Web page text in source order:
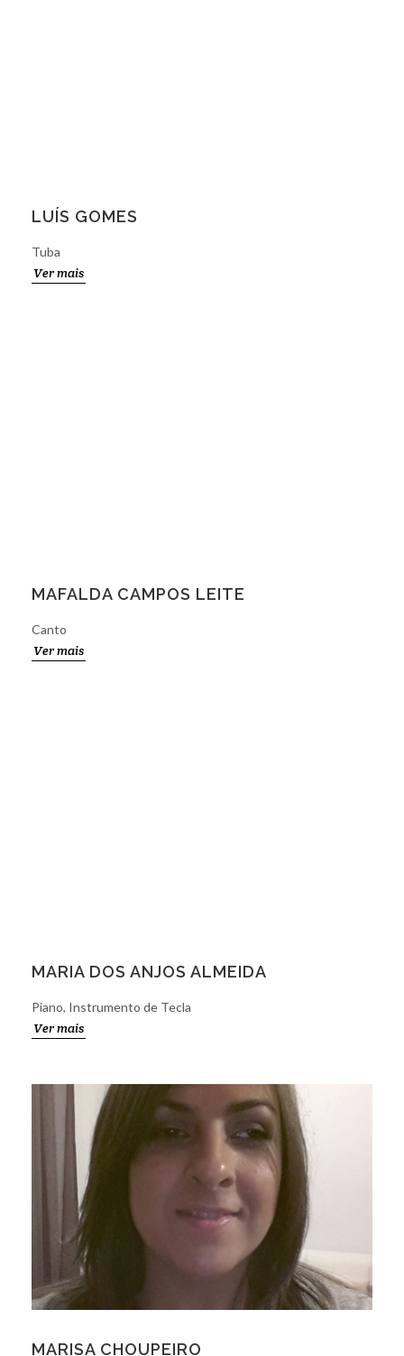
LUÍS GOMES
Tuba
Ver mais
MAFALDA CAMPOS LEITE
Canto
Ver mais
MARIA DOS ANJOS ALMEIDA
Piano, Instrumento de Tecla
Ver mais
MARISA CHOUPEIRO